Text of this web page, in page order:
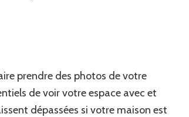
prendre des photos de votre
de voir votre espace avec et
dépassées si votre maison est